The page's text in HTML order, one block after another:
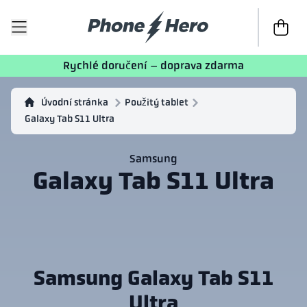
K
Rychlé doručení – doprava zdarma
Úvodní stránka
Použitý tablet
Galaxy Tab S11 Ultra
Samsung
Galaxy Tab S11 Ultra
Samsung Galaxy Tab S11